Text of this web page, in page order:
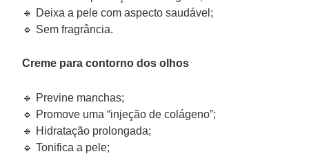
🔹 Deixa a pele com aspecto saudável;
🔹 Sem fragrância.
Creme para contorno dos olhos
🔹 Previne manchas;
🔹 Promove uma “injeção de colágeno”;
🔹 Hidratação prolongada;
🔹 Tonifica a pele;